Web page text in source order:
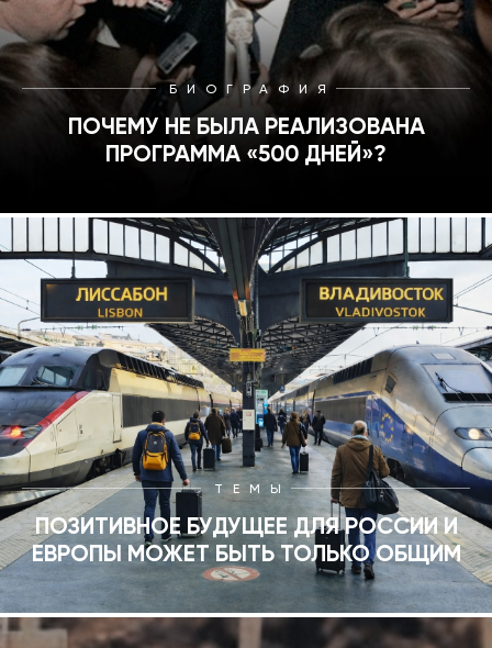
БИОГРАФИЯ
ПОЧЕМУ НЕ БЫЛА РЕАЛИЗОВАНА
ПРОГРАММА «500 ДНЕЙ»?
ТЕМЫ
ПОЗИТИВНОЕ БУДУЩЕЕ ДЛЯ РОССИИ И
ЕВРОПЫ МОЖЕТ БЫТЬ ТОЛЬКО ОБЩИМ